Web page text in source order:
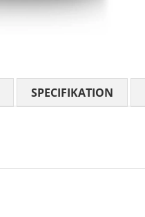
SPECIFIKATION